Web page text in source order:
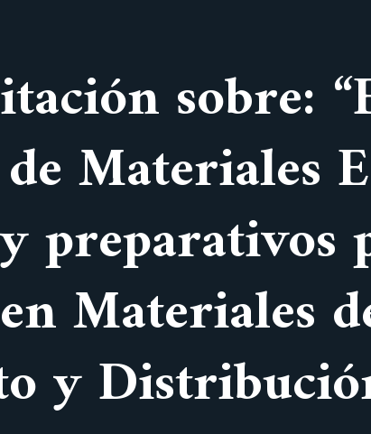
sobre:
Materiales
preparativos
Materiales
y